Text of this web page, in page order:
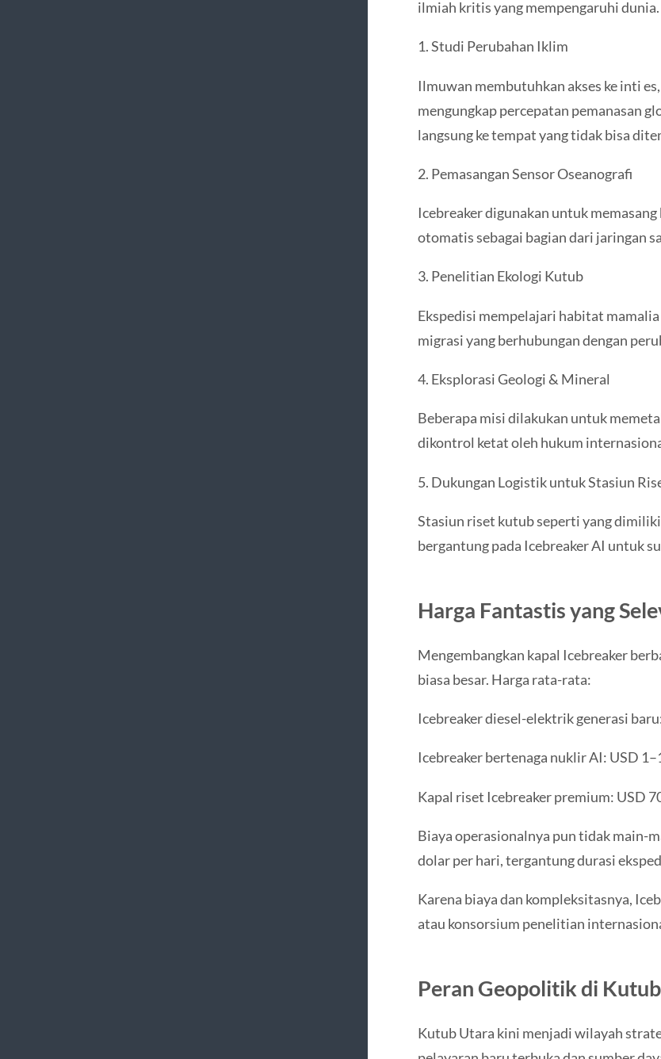
ilmiah kritis yang mempengaruhi dunia.
1. Studi Perubahan Iklim
Ilmuwan membutuhkan akses ke inti
mengungkap percepatan pemanasan
langsung ke tempat yang tidak bisa
2. Pemasangan Sensor Oseanografi
Icebreaker digunakan untuk
otomatis sebagai bagian dari jaringan
3. Penelitian Ekologi Kutub
Ekspedisi mempelajari habitat
migrasi yang berhubungan dengan
4. Eksplorasi Geologi & Mineral
Beberapa misi dilakukan untuk
dikontrol ketat oleh hukum
5. Dukungan Logistik untuk Stasiun
Stasiun riset kutub seperti yang
bergantung pada Icebreaker AI untuk
Harga Fantastis yang
Mengembangkan kapal Icebreaker
biasa besar. Harga rata-rata:
Icebreaker diesel-elektrik generasi
Icebreaker bertenaga nuklir AI: USD
Kapal riset Icebreaker premium: USD
Biaya operasionalnya pun tidak main-
dolar per hari, tergantung durasi
Karena biaya dan kompleksitasnya,
atau konsorsium penelitian
Peran Geopolitik di
Kutub Utara kini menjadi wilayah